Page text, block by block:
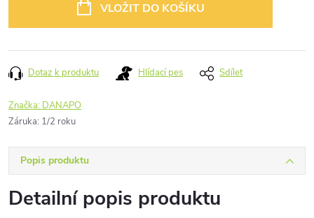
VLOŽIT DO KOŠÍKU
Dotaz k produktu Hlídací pes Sdílet
Značka: DANAPO
Záruka: 1/2 roku
Popis produktu
Detailní popis produktu